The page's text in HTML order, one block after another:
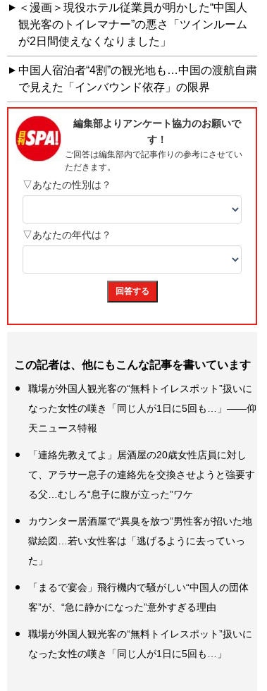
＜漫画＞現役ホテル従業員が明かした“中国人
観光客のトイレマナー”の悪さ「ツインルーム
が2日間使えなくなりました」
中国人宿泊者“4割”の観光地も…中国の渡航自粛
で見えた「インバウンド依存」の限界
この記者は、他にもこんな記事を書いています
職場が外国人観光客の“無料トイレスポット”扱いに
なった女性の嘆き「同じ人が1日に5回も…」――仰
天ニュース特報
「連絡先教えてよ」居酒屋の20歳女性店員に対し
て、アラサー息子の連絡先を交換させようと強要す
る父…むしろ“息子に腹が立った”ワケ
カウンター居酒屋で“異臭を放つ”男性客が招いた地
獄絵図…若い女性客は「逃げるように去っていっ
た」
「まるで宴会」飛行機内で騒がしい“中国人の団体
客”が、“急に静かになった”意外すぎる理由
職場が外国人観光客の“無料トイレスポット”扱いに
なった女性の嘆き「同じ人が1日に5回も…」